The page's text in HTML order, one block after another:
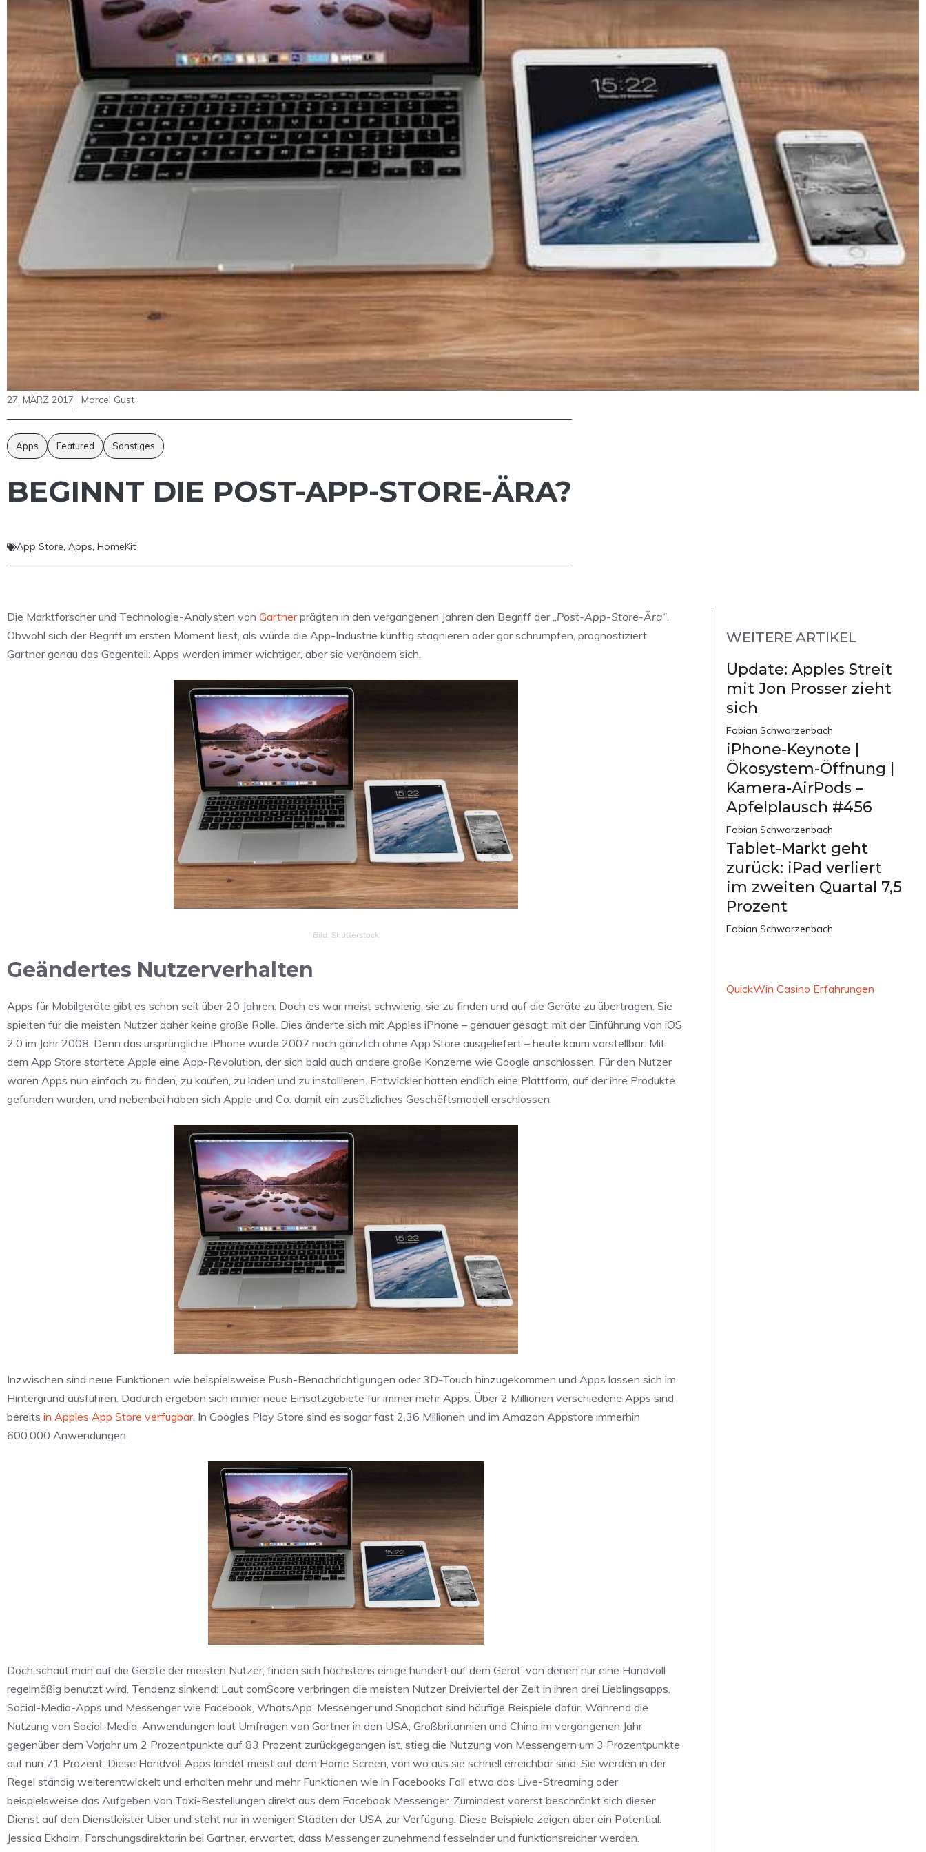
27. MÄRZ 2017 Marcel Gust
Apps Featured Sonstiges
BEGINNT DIE POST-APP-STORE-ÄRA?
App Store, Apps, HomeKit
Die Marktforscher und Technologie-Analysten von Gartnerprägten in den vergangenen Jahren den Begriff der„Post-App-Store-Ära“.
Obwohl sich der Begriff im ersten Moment liest, als würde die App-Industrie künftig stagnieren oder gar schrumpfen, prognostiziert
Gartner genau das Gegenteil: Apps werden immer wichtiger, aber sie verändern sich.
Bild: Shutterstock
Geändertes Nutzerverhalten
Apps für Mobilgeräte gibt es schon seit über 20 Jahren. Doch es war meist schwierig, sie zu finden und auf die Geräte zu übertragen. Sie
spielten für die meisten Nutzer daher keine große Rolle. Dies änderte sich mit Apples iPhone – genauer gesagt: mit der Einführung von iOS
2.0 im Jahr 2008. Denn das ursprüngliche iPhone wurde 2007 noch gänzlich ohne App Store ausgeliefert – heute kaum vorstellbar. Mit
dem App Store startete Apple eine App-Revolution, der sich bald auch andere große Konzerne wie Google anschlossen. Für den Nutzer
waren Apps nun einfach zu finden, zu kaufen, zu laden und zu installieren. Entwickler hatten endlich eine Plattform, auf der ihre Produkte
gefunden wurden, und nebenbei haben sich Apple und Co. damit ein zusätzliches Geschäftsmodell erschlossen.
Inzwischen sind neue Funktionen wie beispielsweise Push-Benachrichtigungen oder 3D-Touch hinzugekommen und Apps lassen sich im
Hintergrund ausführen. Dadurch ergeben sich immer neue Einsatzgebiete für immer mehr Apps. Über 2 Millionen verschiedene Apps sind
bereits in Apples App Store verfügbar. In Googles Play Store sind es sogar fast 2,36 Millionen und im Amazon Appstore immerhin
600.000 Anwendungen.
Doch schaut man auf die Geräte der meisten Nutzer, finden sich höchstens einige hundert auf dem Gerät, von denen nur eine Handvoll
regelmäßig benutzt wird. Tendenz sinkend: Laut comScore verbringen die meisten Nutzer Dreiviertel der Zeit in ihren drei Lieblingsapps.
Social-Media-Apps und Messenger wie Facebook, WhatsApp, Messenger und Snapchat sind häufige Beispiele dafür. Während die
Nutzung von Social-Media-Anwendungen laut Umfragen von Gartner in den USA, Großbritannien und China im vergangenen Jahr
gegenüber dem Vorjahr um 2 Prozentpunkte auf 83 Prozent zurückgegangen ist, stieg die Nutzung von Messengern um 3 Prozentpunkte
auf nun 71 Prozent. Diese Handvoll Apps landet meist auf dem Home Screen, von wo aus sie schnell erreichbar sind. Sie werden in der
Regel ständig weiterentwickelt und erhalten mehr und mehr Funktionen wie in Facebooks Fall etwa das Live-Streaming oder
beispielsweise das Aufgeben von Taxi-Bestellungen direkt aus dem Facebook Messenger. Zumindest vorerst beschränkt sich dieser
Dienst auf den Dienstleister Uber und steht nur in wenigen Städten der USA zur Verfügung. Diese Beispiele zeigen aber ein Potential.
Jessica Ekholm, Forschungsdirektorin bei Gartner, erwartet, dass Messenger zunehmend fesselnder und funktionsreicher werden.
WEITERE ARTIKEL
Update: Apples Streit
mit Jon Prosser zieht
sich
Fabian Schwarzenbach
iPhone-Keynote |
Ökosystem-Öffnung |
Kamera-AirPods –
Apfelplausch #456
Fabian Schwarzenbach
Tablet-Markt geht
zurück: iPad verliert
im zweiten Quartal 7,5
Prozent
Fabian Schwarzenbach
QuickWin Casino Erfahrungen